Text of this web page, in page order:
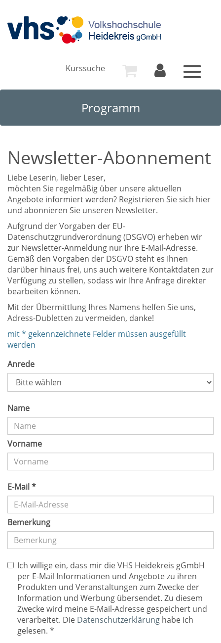
Kurssuche
Toggle
Programm
Newsletter-Abonnement
Liebe Leserin, lieber Leser,
möchten Sie regelmäßig über unsere aktuellen
Angebote informiert werden? Registrieren Sie sich hier
und abonnieren Sie unseren Newsletter.
Aufgrund der Vorgaben der EU-
Datenschutzgrundverordnung (DSGVO) erheben wir
zur Newsletter-Anmeldung nur Ihre E-Mail-Adresse.
Gemäß den Vorgaben der DSGVO steht es Ihnen
darüber hinaus frei, uns auch weitere Kontaktdaten zur
Verfügung zu stellen, sodass wir Ihre Anfrage direkter
bearbeiten können.
Mit der Übermittlung Ihres Namens helfen Sie uns,
Adress-Dubletten zu vermeiden, danke!
mit * gekennzeichnete Felder müssen ausgefüllt
werden
Anrede
Name
Vorname
E-Mail *
Bemerkung
Ich willige ein, dass mir die VHS Heidekreis gGmbH
per E-Mail Informationen und Angebote zu ihren
Produkten und Veranstaltungen zum Zwecke der
Information und Werbung übersendet. Zu diesem
Zwecke wird meine E-Mail-Adresse gespeichert und
verarbeitet. Die Datenschutzerklärung habe ich
gelesen. *